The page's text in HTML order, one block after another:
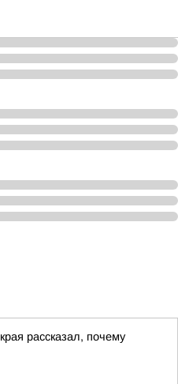
рассказал, почему